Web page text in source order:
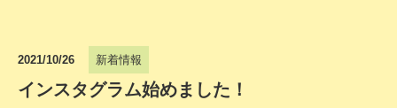
2021/10/26 新着情報
インスタグラム始めました！